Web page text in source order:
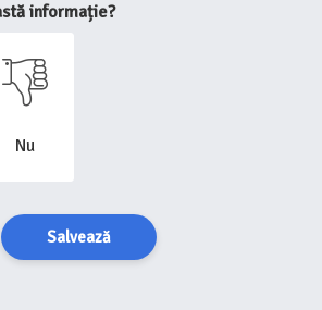
informație?
Nu
Salvează